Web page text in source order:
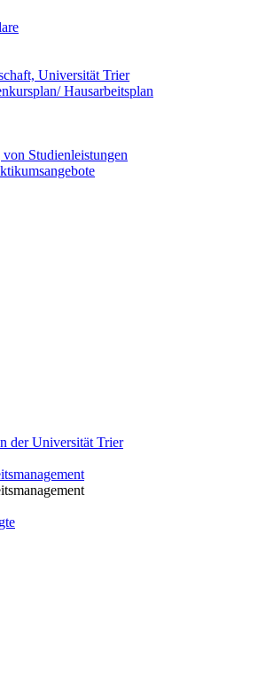
Universität Trier
Hausarbeitsplan
Studienleistungen
der Universität Trier